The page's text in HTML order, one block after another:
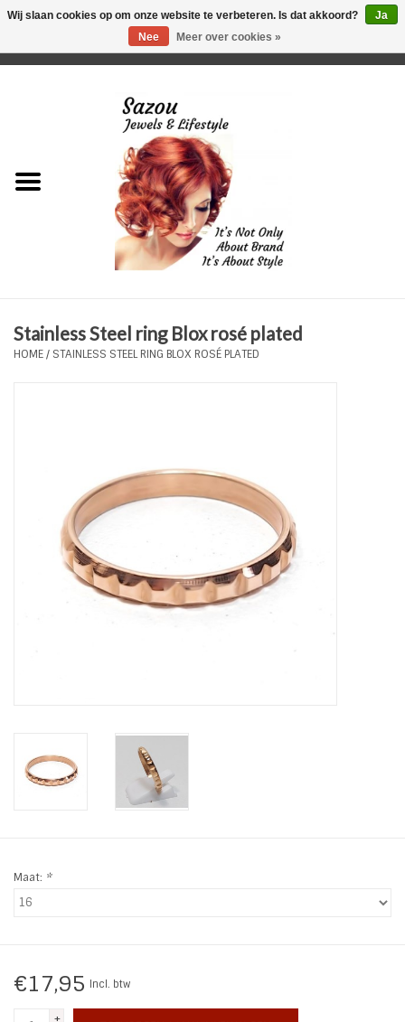
Just for Him
Plus Size Sieraden
Haaraccesoires
Zonnebrillen
LIFESTYLE PRODUCTEN
SALE
Stainless Steel ring Blox rosé plated
HOME/ STAINLESS STEEL RING BLOX ROSÉ PLATED
Maat: *
€17,95 Incl. btw
+
Wij slaan cookies op om onze website te verbeteren. Is dat akkoord?
Ja
Nee
Meer over cookies »